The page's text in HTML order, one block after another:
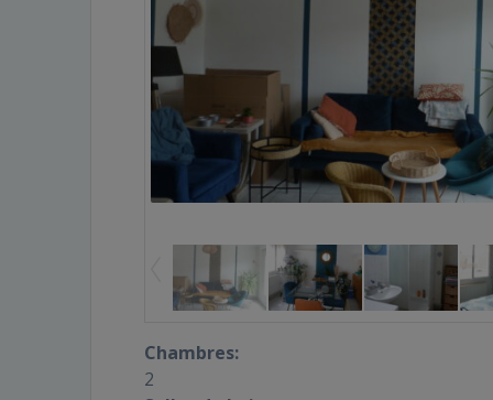
Chambres:
2